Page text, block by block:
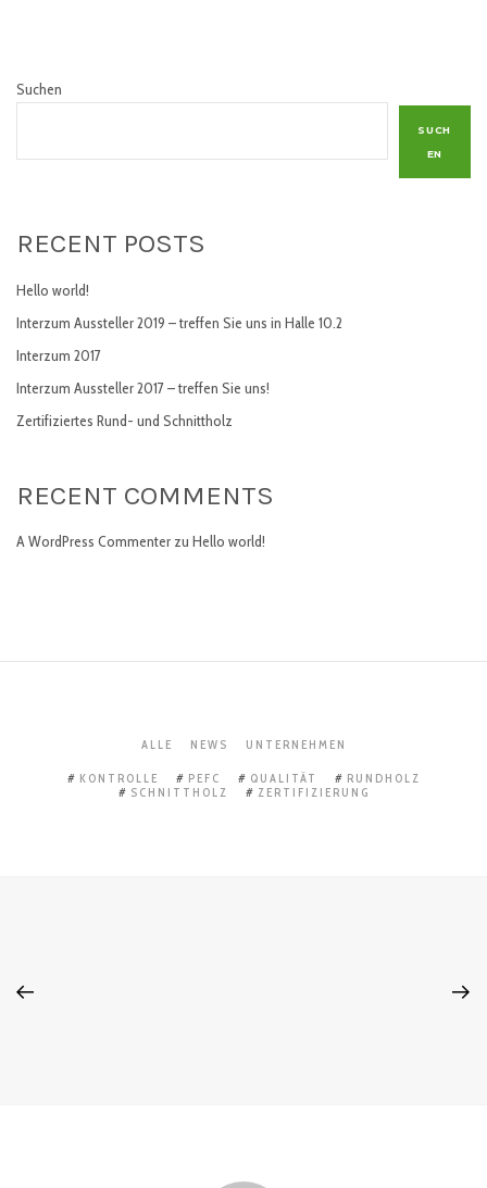
Suchen
SUCH
EN
RECENT POSTS
Hello world!
Interzum Aussteller 2019 – treffen Sie uns in Halle 10.2
Interzum 2017
Interzum Aussteller 2017 – treffen Sie uns!
Zertifiziertes Rund- und Schnittholz
RECENT COMMENTS
A WordPress Commenter zu Hello world!
ALLE NEWS UNTERNEHMEN
KONTROLLE PEFC QUALITÄT
RUNDHOLZ
SCHNITTHOLZ
ZERTIFIZIERUNG